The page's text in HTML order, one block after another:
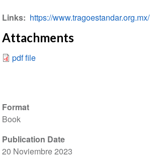
Format
Book
Publication Date
20 Noviembre 2023
Links https://www.tragoestandar.org.mx/
Attachments
pdf file